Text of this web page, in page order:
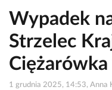
Wypadek
Strzelec
1 grudnia 2025, 14:53, Anna